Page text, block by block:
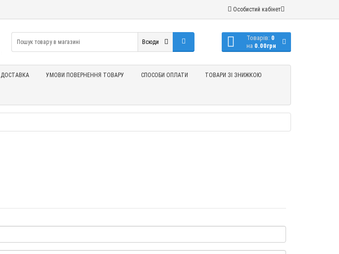
Особистий кабінет
Товарів: 0
на 0.00грн
Всюди
ДОСТАВКА УМОВИ ПОВЕРНЕННЯ ТОВАРУ СПОСОБИ ОПЛАТИ ТОВАРИ ЗІ ЗНИЖКОЮ